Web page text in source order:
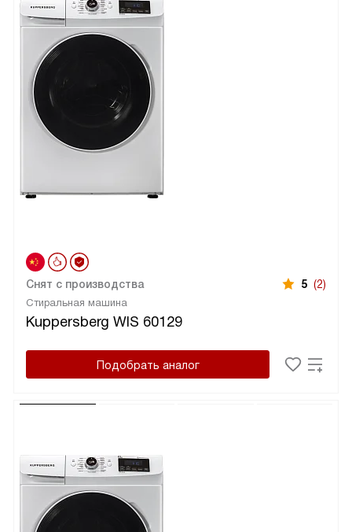
Стиральная машина
Kuppersberg WIS 60129
Снят с производства 5 (2)
Подобрать аналог